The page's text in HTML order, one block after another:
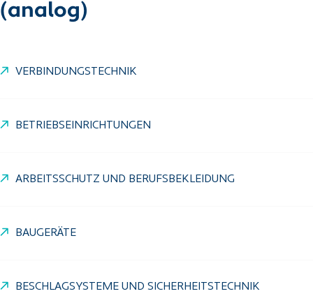
(analog)
VERBINDUNGSTECHNIK
BETRIEBSEINRICHTUNGEN
ARBEITSSCHUTZ UND BERUFSBEKLEIDUNG
BAUGERÄTE
BESCHLAGSYSTEME UND SICHERHEITSTECHNIK